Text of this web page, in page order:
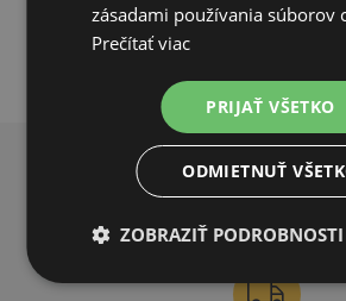
PREČO
zásadami používania súborov
Prečítať viac
PRIJAŤ VŠETKO
ODMIETNUŤ
ZOBRAZIŤ PODROBNOSTI